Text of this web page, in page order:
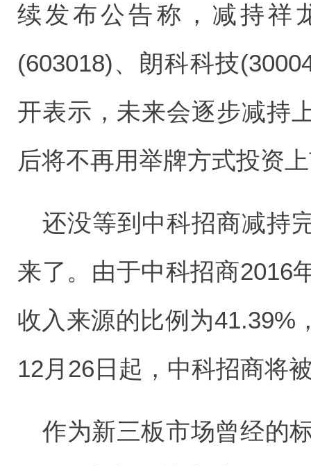
续发布公告称，减持祥
(603018)、朗科科技
开表示，未来会逐步减持
后将不再用举牌方式投资
还没等到中科招商减持
来了。由于中科招商2016
收入来源的比例为41.39%
12月26日起，中科招商将
作为新三板市场曾经的